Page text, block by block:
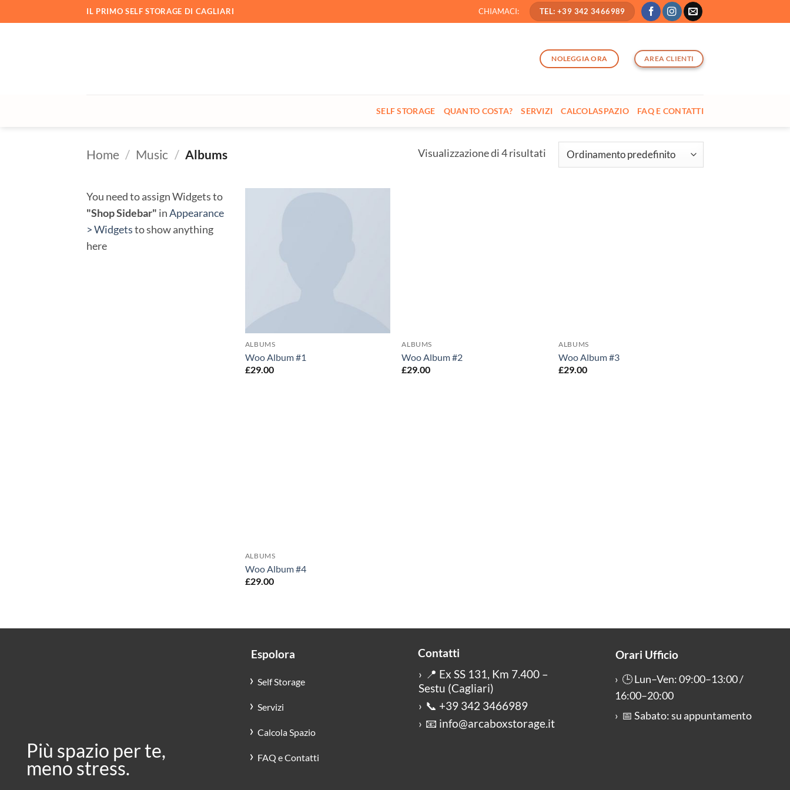
ai
IL PRIMO SELF STORAGE DI CAGLIARI CHIAMACI: TEL: +39 342 3466989
NOLEGGIA ORA AREA CLIENTI
SELF STORAGE QUANTO COSTA? SERVIZI CALCOLASPAZIO FAQ E CONTATTI
Home / Music / Albums Visualizzazione di 4 risultati
You need to assign Widgets to
"Shop Sidebar" inAppearance
> Widgetsto show anything
here
ALBUMS
Woo Album #1
£29.00
ALBUMS
Woo Album #2
£29.00
ALBUMS
Woo Album #3
£29.00
ALBUMS
Woo Album #4
£29.00
Più spazio per te,
meno stress.
Espolora
Self Storage
Servizi
Calcola Spazio
FAQ e Contatti
Contatti
📍 Ex SS 131, Km 7.400 –
Sestu (Cagliari)
📞 +39 342 3466989
📧 info@arcaboxstorage.it
Orari Ufficio
🕒 Lun–Ven: 09:00–13:00 /
16:00–20:00
📅 Sabato: su appuntamento